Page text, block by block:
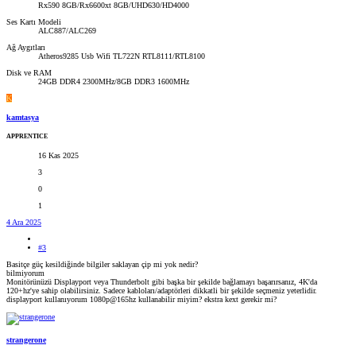
Rx590 8GB/Rx6600xt 8GB/UHD630/HD4000
Ses Kartı Modeli
ALC887/ALC269
Ağ Aygıtları
Atheros9285 Usb Wifi TL722N RTL8111/RTL8100
Disk ve RAM
24GB DDR4 2300MHz/8GB DDR3 1600MHz
K
kamtasya
APPRENTICE
16 Kas 2025
3
0
1
4 Ara 2025
#3
Basitçe güç kesildiğinde bilgiler saklayan çip mi yok nedir?
bilmiyorum
Monitörünüzü Displayport veya Thunderbolt gibi başka bir şekilde bağlamayı başarırsanız, 4K'da
120+hz'ye sahip olabilirsiniz. Sadece kabloları/adaptörleri dikkatli bir şekilde seçmeniz yeterlidir.
displayport kullanıyorum 1080p@165hz kullanabilir miyim? ekstra kext gerekir mi?
strangerone